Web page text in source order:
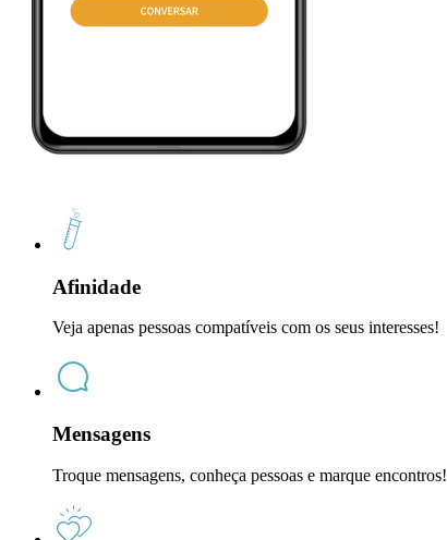
Afinidade
Veja apenas pessoas compatíveis com os seus interesses!
Mensagens
Troque mensagens, conheça pessoas e marque encontros!